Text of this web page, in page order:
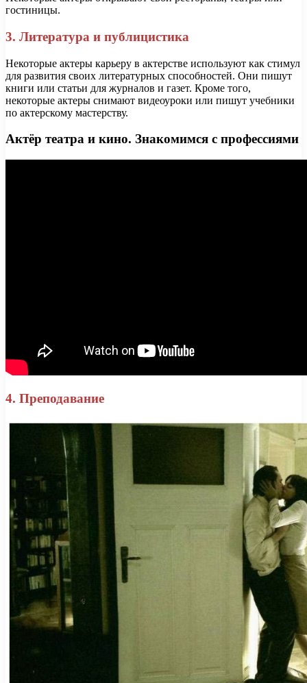
гостиницы.
3. Литература и публицистика
Некоторые актеры карьеру в актерстве используют как стимул
для развития своих литературных способностей. Они пишут
книги или статьи для журналов и газет. Кроме того,
некоторые актеры снимают видеоуроки или пишут учебники
по актерскому мастерству.
Актёр театра и кино. Знакомимся с профессиями
4. Преподавание